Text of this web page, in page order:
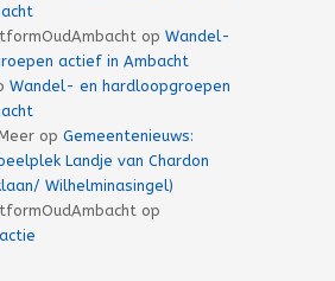
op Wandel-
actief in Ambacht
Wandel- en hardloopgroepen
op Gemeentenieuws:
Landje van Chardon
Wilhelminasingel)
op